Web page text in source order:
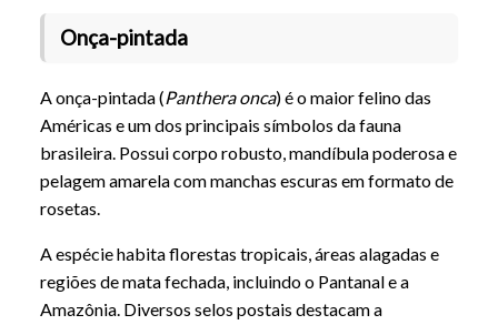
Onça-pintada
A onça-pintada (Panthera onca) é o maior felino das
Américas e um dos principais símbolos da fauna
brasileira. Possui corpo robusto, mandíbula poderosa e
pelagem amarela com manchas escuras em formato de
rosetas.
A espécie habita florestas tropicais, áreas alagadas e
regiões de mata fechada, incluindo o Pantanal e a
Amazônia. Diversos selos postais destacam a